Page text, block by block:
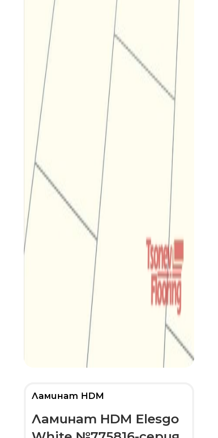
Ламинат HDM
Ламинат HDM Elesgo